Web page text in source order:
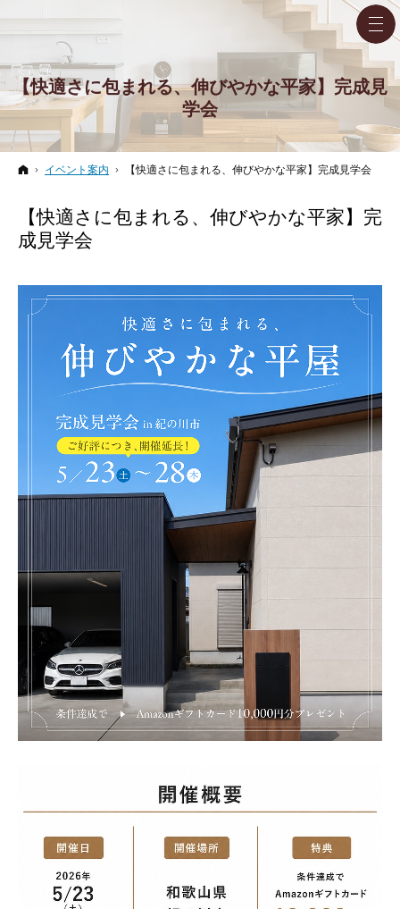
【快適さに包まれる、伸びやかな平家】完成見
学会
ホーム
イベント案内 【快適さに包まれる、伸びやかな平家】完成見学会
【快適さに包まれる、伸びやかな平家】完
成見学会